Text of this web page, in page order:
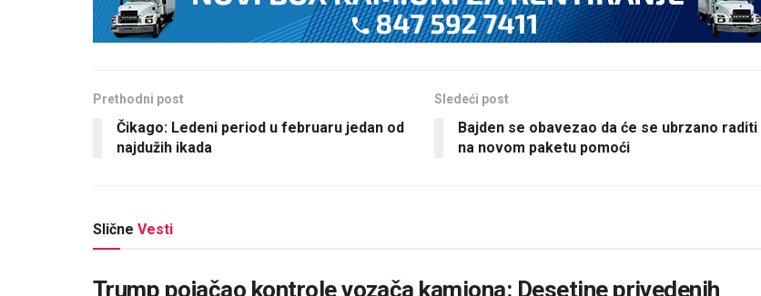
Prethodni post
Čikago: Ledeni period u februaru jedan od
najdužih ikada
Sledeći post
Bajden se obavezao da će se ubrzano raditi
na novom paketu pomoći
Slične Vesti
Trump pojačao kontrole vozača kamiona: Desetine privedenih